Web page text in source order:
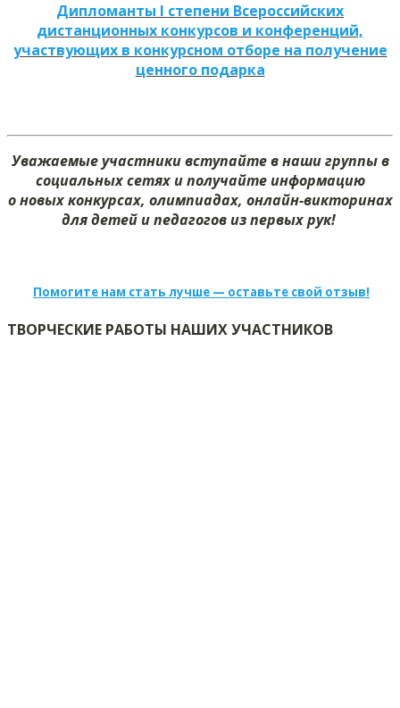
Дипломанты I степени Всероссийских
дистанционных конкурсов и конференций,
участвующих в конкурсном отборе на получение
ценного подарка
Уважаемые участники вступайте в наши группы в
социальных сетях и получайте информацию
о новых конкурсах, олимпиадах, онлайн-викторинах
для детей и педагогов из первых рук!
Помогите нам стать лучше — оставьте свой отзыв!
ТВОРЧЕСКИЕ РАБОТЫ НАШИХ УЧАСТНИКОВ